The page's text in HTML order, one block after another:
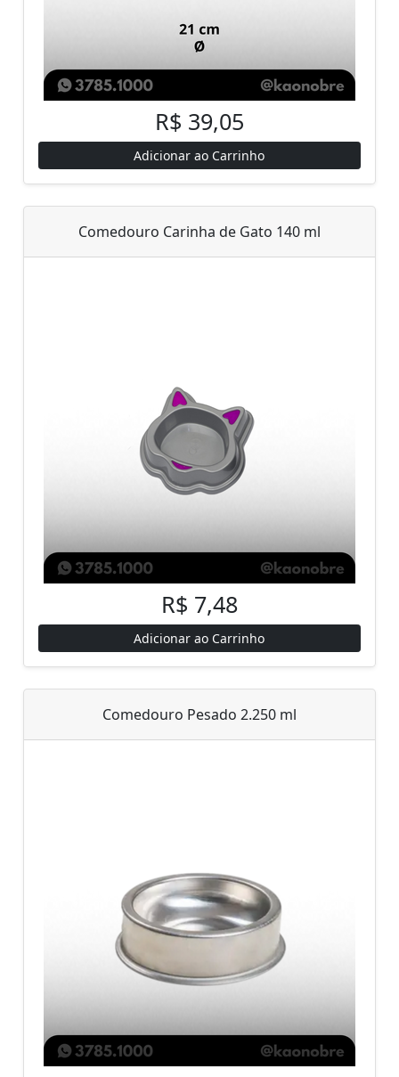
R$ 39,05
Adicionar ao Carrinho
Comedouro Carinha de Gato 140 ml
R$ 7,48
Adicionar ao Carrinho
Comedouro Pesado 2.250 ml